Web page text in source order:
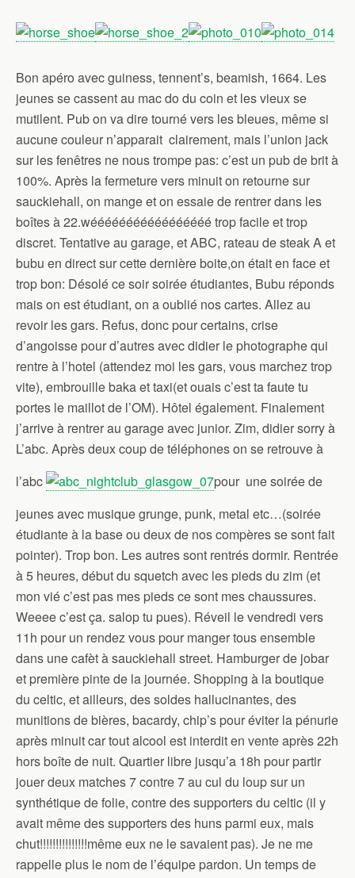
Bon apéro avec guiness, tennent’s, beamish, 1664. Les
jeunes se cassent au mac do du coin et les vieux se
mutilent. Pub on va dire tourné vers les bleues, même si
aucune couleur n’apparait clairement, mais l’union jack
sur les fenêtres ne nous trompe pas: c’est un pub de brit à
100%. Après la fermeture vers minuit on retourne sur
sauckiehall, on mange et on essaie de rentrer dans les
boîtes à 22.wééééééééééééééééé trop facile et trop
discret. Tentative au garage, et ABC, rateau de steak A et
bubu en direct sur cette dernière boite,on était en face et
trop bon: Désolé ce soir soirée étudiantes, Bubu réponds
mais on est étudiant, on a oublié nos cartes. Allez au
revoir les gars. Refus, donc pour certains, crise
d’angoisse pour d’autres avec didier le photographe qui
rentre à l’hotel (attendez moi les gars, vous marchez trop
vite), embrouille baka et taxi(et ouais c’est ta faute tu
portes le maillot de l’OM). Hôtel également. Finalement
j’arrive à rentrer au garage avec junior. Zim, didier sorry à
L’abc. Après deux coup de téléphones on se retrouve à
l’abc
pour une soirée de
jeunes avec musique grunge, punk, metal etc…(soirée
étudiante à la base ou deux de nos compères se sont fait
pointer). Trop bon. Les autres sont rentrés dormir. Rentrée
à 5 heures, début du squetch avec les pieds du zim (et
mon vié c’est pas mes pieds ce sont mes chaussures.
Weeee c’est ça. salop tu pues). Réveil le vendredi vers
11h pour un rendez vous pour manger tous ensemble
dans une cafèt à sauckiehall street. Hamburger de jobar
et première pinte de la journée. Shopping à la boutique
du celtic, et ailleurs, des soldes hallucinantes, des
munitions de bières, bacardy, chip’s pour éviter la pénurie
après minuit car tout alcool est interdit en vente après 22h
hors boîte de nuit. Quartier libre jusqu’a 18h pour partir
jouer deux matches 7 contre 7 au cul du loup sur un
synthétique de folie, contre des supporters du celtic (il y
avait même des supporters des huns parmi eux, mais
chut!!!!!!!!!!!!!!!même eux ne le savaient pas). Je ne me
rappelle plus le nom de l’équipe pardon. Un temps de